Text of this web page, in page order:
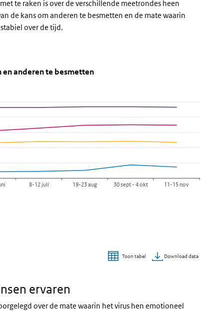
te raken is over de verschillende meetrondes heen
de kans om anderen te besmetten en de mate waarin
over de tijd.
te besmetten
raken en anderen te besmetten' over en ga naar de datatabel
te raken en anderen te besmetten
en anderen te besmetten
8-12 juli 19-23 aug 30 sept - 4 okt 11-15 nov
Toon tabel Download data
ervaren
over de mate waarin het virus hen emotioneel